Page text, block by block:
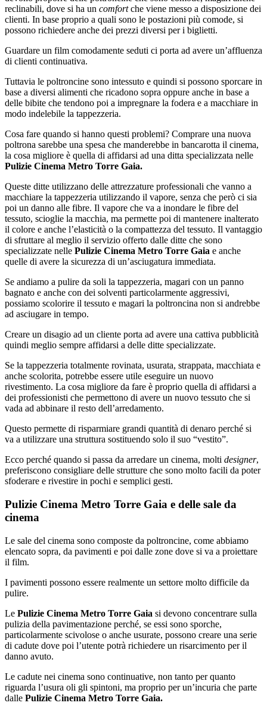
reclinabili, dove si ha un comfortche viene messo a disposizione dei
clienti. In base proprio a quali sono le postazioni più comode, si
possono richiedere anche dei prezzi diversi per i biglietti.
Guardare un film comodamente seduti ci porta ad avere un’affluenza
di clienti continuativa.
Tuttavia le poltroncine sono intessuto e quindi si possono sporcare in
base a diversi alimenti che ricadono sopra oppure anche in base a
delle bibite che tendono poi a impregnare la fodera e a macchiare in
modo indelebile la tappezzeria.
Cosa fare quando si hanno questi problemi? Comprare una nuova
poltrona sarebbe una spesa che manderebbe in bancarotta il cinema,
la cosa migliore è quella di affidarsi ad una ditta specializzata nelle
Pulizie Cinema Metro Torre Gaia.
Queste ditte utilizzano delle attrezzature professionali che vanno a
macchiare la tappezzeria utilizzando il vapore, senza che però ci sia
poi un danno alle fibre. Il vapore che va a inondare le fibre del
tessuto, scioglie la macchia, ma permette poi di mantenere inalterato
il colore e anche l’elasticità o la compattezza del tessuto. Il vantaggio
di sfruttare al meglio il servizio offerto dalle ditte che sono
specializzate nelle Pulizie Cinema Metro Torre Gaia e anche
quelle di avere la sicurezza di un’asciugatura immediata.
Se andiamo a pulire da soli la tappezzeria, magari con un panno
bagnato e anche con dei solventi particolarmente aggressivi,
possiamo scolorire il tessuto e magari la poltroncina non si andrebbe
ad asciugare in tempo.
Creare un disagio ad un cliente porta ad avere una cattiva pubblicità
quindi meglio sempre affidarsi a delle ditte specializzate.
Se la tappezzeria totalmente rovinata, usurata, strappata, macchiata e
anche scolorita, potrebbe essere utile eseguire un nuovo
rivestimento. La cosa migliore da fare è proprio quella di affidarsi a
dei professionisti che permettono di avere un nuovo tessuto che si
vada ad abbinare il resto dell’arredamento.
Questo permette di risparmiare grandi quantità di denaro perché si
va a utilizzare una struttura sostituendo solo il suo “vestito”.
Ecco perché quando si passa da arredare un cinema, molti designer,
preferiscono consigliare delle strutture che sono molto facili da poter
sfoderare e rivestire in pochi e semplici gesti.
Pulizie Cinema Metro Torre Gaia e delle sale da
cinema
Le sale del cinema sono composte da poltroncine, come abbiamo
elencato sopra, da pavimenti e poi dalle zone dove si va a proiettare
il film.
I pavimenti possono essere realmente un settore molto difficile da
pulire.
Le Pulizie Cinema Metro Torre Gaia si devono concentrare sulla
pulizia della pavimentazione perché, se essi sono sporche,
particolarmente scivolose o anche usurate, possono creare una serie
di cadute dove poi l’utente potrà richiedere un risarcimento per il
danno avuto.
Le cadute nei cinema sono continuative, non tanto per quanto
riguarda l’usura oli gli spintoni, ma proprio per un’incuria che parte
dalle Pulizie Cinema Metro Torre Gaia.